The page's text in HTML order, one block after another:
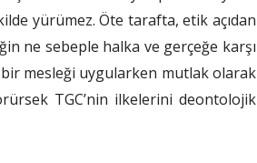
yürümez. Öte tarafta, etik açıdan
ne sebeple halka ve gerçeğe karşı
mesleği uygularken mutlak olarak
TGC’nin ilkelerini deontolojik